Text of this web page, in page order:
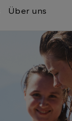
Über uns